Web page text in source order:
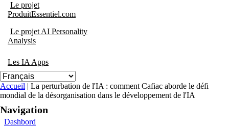
Le projet
ProduitEssentiel.com
Le projet AI Personality
Analysis
Les IA Apps
Vous êtes ici
Accueil | La perturbation de l'IA : comment Cafiac aborde le défi
mondial de la désorganisation dans le développement de l'IA
Navigation
Dashbord